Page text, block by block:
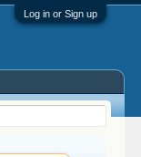
Log in or Sign up